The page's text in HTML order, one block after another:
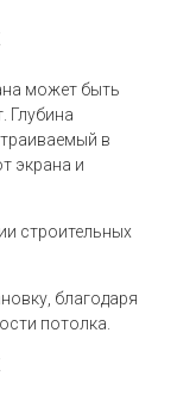
может быть
Глубина
в
экрана и
строительных
благодаря
потолка.